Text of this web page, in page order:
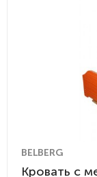
BELBERG
Кровать c